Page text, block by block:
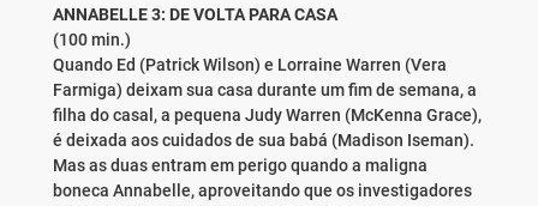
ANNABELLE 3: DE VOLTA PARA CASA
(100 min.)
Quando Ed (Patrick Wilson) e Lorraine Warren (Vera
Farmiga) deixam sua casa durante um fim de semana, a
filha do casal, a pequena Judy Warren (McKenna Grace),
é deixada aos cuidados de sua babá (Madison Iseman).
Mas as duas entram em perigo quando a maligna
boneca Annabelle, aproveitando que os investigadores